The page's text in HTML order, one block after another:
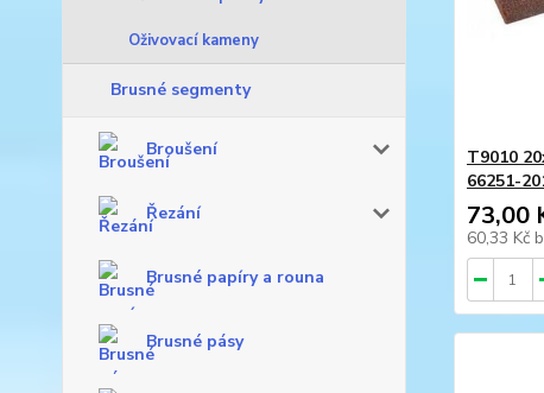
Oživovací kameny
Brusné segmenty
Broušení
Řezání
Brusné papíry a rouna
Brusné pásy
T9010
66251-
73,00
60,33 Kč